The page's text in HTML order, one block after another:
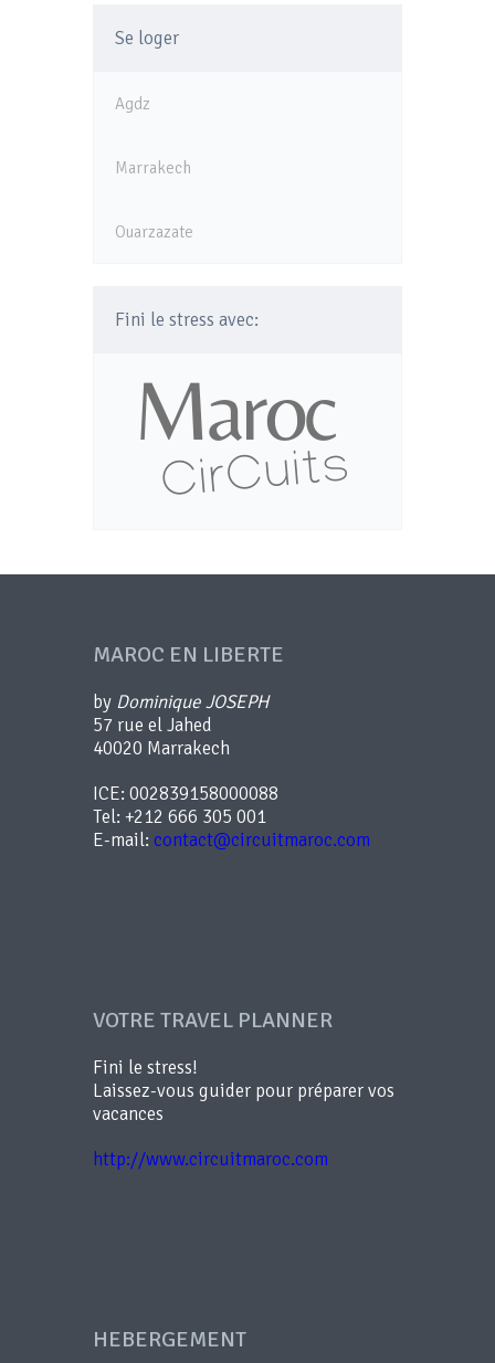
Se loger
Agdz
Marrakech
Ouarzazate
Fini le stress avec:
MAROC EN LIBERTE
by Dominique JOSEPH
57 rue el Jahed
40020 Marrakech
ICE: 002839158000088
Tel: +212 666 305 001
E-mail: contact@circuitmaroc.com
VOTRE TRAVEL PLANNER
Fini le stress!
Laissez-vous guider pour préparer vos
vacances
http://www.circuitmaroc.com
HEBERGEMENT